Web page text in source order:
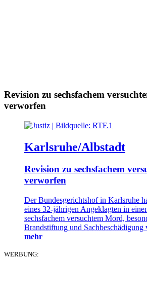
Revision zu sechsfachem
verworfen
Karlsruhe/Albstadt
Revision zu sechsfachem
verworfen
Der Bundesgerichtshof in Karlsruhe
eines 32-jährigen Angeklagten in
sechsfachem versuchtem Mord,
Brandstiftung und Sachbeschädigung
mehr
WERBUNG: